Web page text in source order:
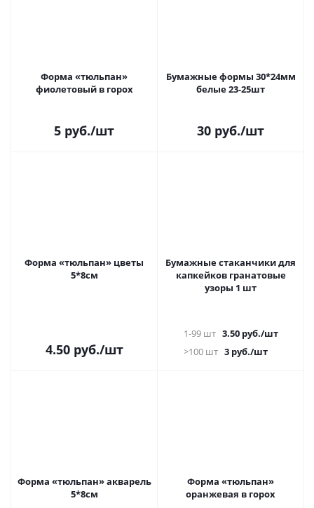
Форма «тюльпан»
фиолетовый в горох
5 руб./шт
Бумажные формы 30*24мм
белые 23-25шт
30 руб./шт
Форма «тюльпан» цветы
5*8см
4.50руб./шт
Бумажные стаканчики для
капкейков гранатовые
узоры 1 шт
1-99 шт 3.50руб./шт
>100 шт 3руб./шт
Форма «тюльпан» акварель
5*8см
Форма «тюльпан»
оранжевая в горох